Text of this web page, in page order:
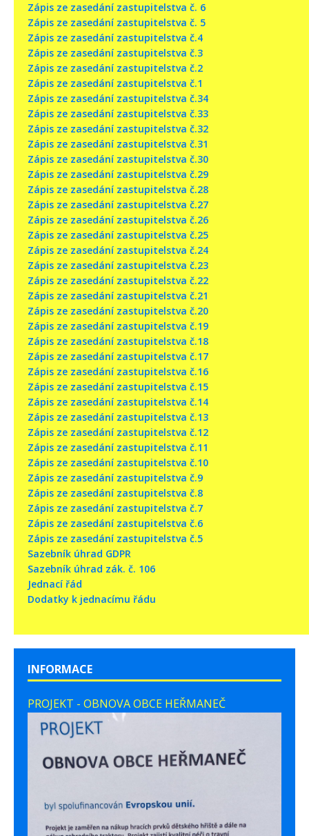
Zápis ze zasedání zastupitelstva č. 6
Zápis ze zasedání zastupitelstva č. 5
Zápis ze zasedání zastupitelstva č.4
Zápis ze zasedání zastupitelstva č.3
Zápis ze zasedání zastupitelstva č.2
Zápis ze zasedání zastupitelstva č.1
Zápis ze zasedání zastupitelstva č.34
Zápis ze zasedání zastupitelstva č.33
Zápis ze zasedání zastupitelstva č.32
Zápis ze zasedání zastupitelstva č.31
Zápis ze zasedání zastupitelstva č.30
Zápis ze zasedání zastupitelstva č.29
Zápis ze zasedání zastupitelstva č.28
Zápis ze zasedání zastupitelstva č.27
Zápis ze zasedání zastupitelstva č.26
Zápis ze zasedání zastupitelstva č.25
Zápis ze zasedání zastupitelstva č.24
Zápis ze zasedání zastupitelstva č.23
Zápis ze zasedání zastupitelstva č.22
Zápis ze zasedání zastupitelstva č.21
Zápis ze zasedání zastupitelstva č.20
Zápis ze zasedání zastupitelstva č.19
Zápis ze zasedání zastupitelstva č.18
Zápis ze zasedání zastupitelstva č.17
Zápis ze zasedání zastupitelstva č.16
Zápis ze zasedání zastupitelstva č.15
Zápis ze zasedání zastupitelstva č.14
Zápis ze zasedání zastupitelstva č.13
Zápis ze zasedání zastupitelstva č.12
Zápis ze zasedání zastupitelstva č.11
Zápis ze zasedání zastupitelstva č.10
Zápis ze zasedání zastupitelstva č.9
Zápis ze zasedání zastupitelstva č.8
Zápis ze zasedání zastupitelstva č.7
Zápis ze zasedání zastupitelstva č.6
Zápis ze zasedání zastupitelstva č.5
Sazebník úhrad GDPR
Sazebník úhrad zák. č. 106
Jednací řád
Dodatky k jednacímu řádu
INFORMACE
PROJEKT - OBNOVA OBCE HEŘMANEČ